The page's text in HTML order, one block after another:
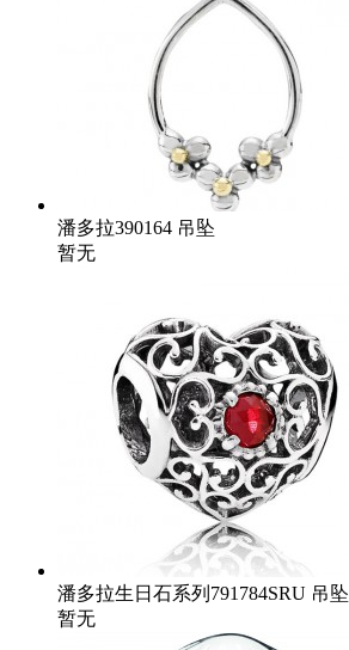
潘多拉390164 吊坠
暂无
潘多拉生日石系列791784SRU 吊坠
暂无